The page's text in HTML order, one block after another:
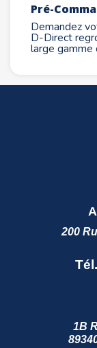
Pré-
Demandez
D-Direct
large gamme
200
1B